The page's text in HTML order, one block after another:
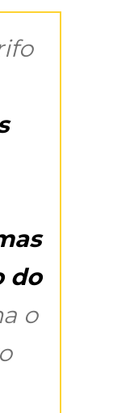
do
o